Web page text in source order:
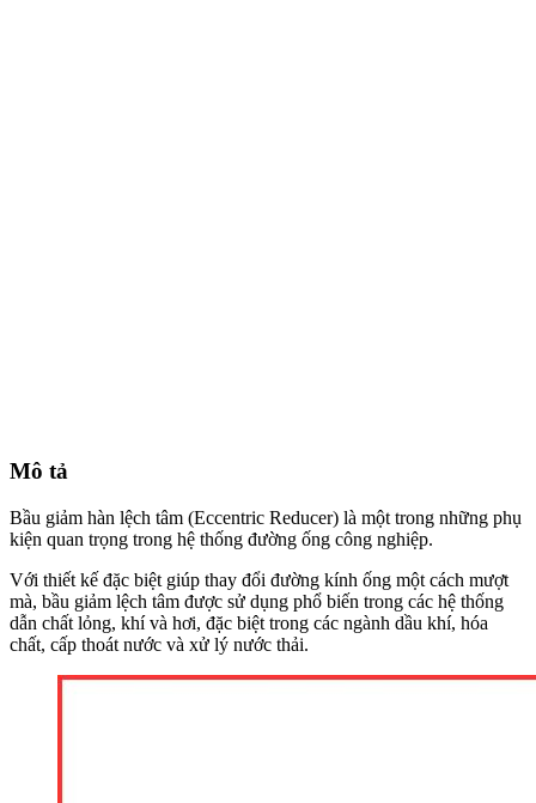
Mô tả
Bầu giảm hàn lệch tâm (Eccentric Reducer) là một trong những phụ
kiện quan trọng trong hệ thống đường ống công nghiệp.
Với thiết kế đặc biệt giúp thay đổi đường kính ống một cách mượt
mà, bầu giảm lệch tâm được sử dụng phổ biến trong các hệ thống
dẫn chất lỏng, khí và hơi, đặc biệt trong các ngành dầu khí, hóa
chất, cấp thoát nước và xử lý nước thải.